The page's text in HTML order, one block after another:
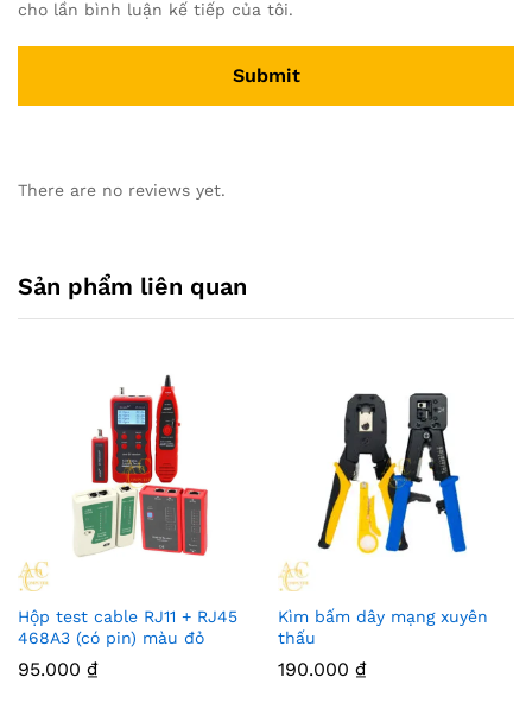
cho lần bình luận kế tiếp của tôi.
There are no reviews yet.
Sản phẩm liên quan
Hộp test cable RJ11 + RJ45
468A3 (có pin) màu đỏ
95.000 ₫
Kìm bấm dây mạng xuyên
thấu
190.000 ₫